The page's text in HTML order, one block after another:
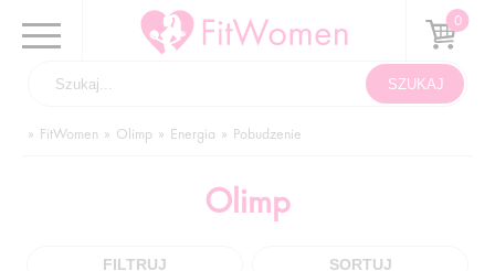
FitWomen Olimp Energia Pobudzenie
Olimp
FILTRUJ SORTUJ